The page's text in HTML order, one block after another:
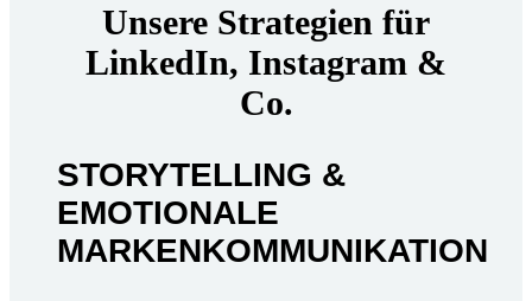
Unsere Strategien für
LinkedIn, Instagram &
Co.
STORYTELLING &
EMOTIONALE
MARKENKOMMUNIKATION